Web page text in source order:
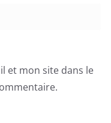
et mon site dans le